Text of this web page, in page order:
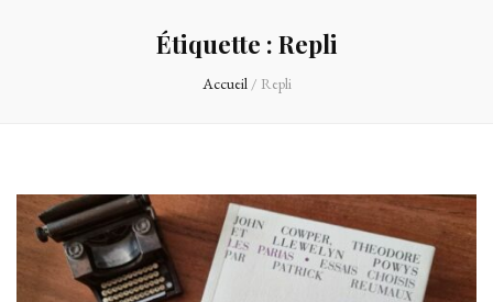
Étiquette : Repli
Accueil / Repli